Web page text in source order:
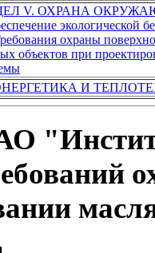
V. ОХРАНА
экологической
охраны
объектов при
И